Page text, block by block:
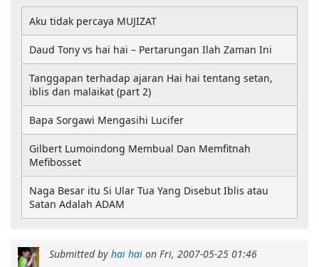
Submitted by hai hai on Fri, 2007-05-25 01:46
Aku tidak percaya MUJIZAT
Daud Tony vs hai hai – Pertarungan Ilah Zaman Ini
Tanggapan terhadap ajaran Hai hai tentang setan,
iblis dan malaikat (part 2)
Bapa Sorgawi Mengasihi Lucifer
Gilbert Lumoindong Membual Dan Memfitnah
Mefibosset
Naga Besar itu Si Ular Tua Yang Disebut Iblis atau
Satan Adalah ADAM